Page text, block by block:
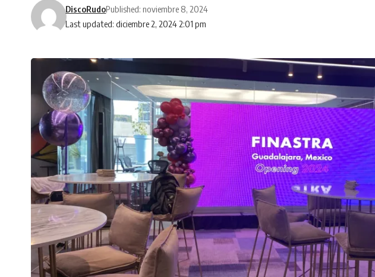
Last updated: diciembre 2, 2024 2:01 pm
DiscoRudoPublished: noviembre 8, 2024